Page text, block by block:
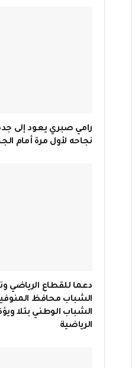
رامي صبري يعود إلى
نجاحه لأول مرة أمام
دعما للقطاع الرياضي
الشباب محافظ
الشباب الوطني بتلا
الرياضية